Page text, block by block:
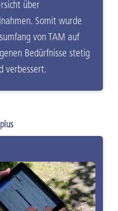
über
Somit wurde
von TAM auf
Bedürfnisse stetig
verbessert.